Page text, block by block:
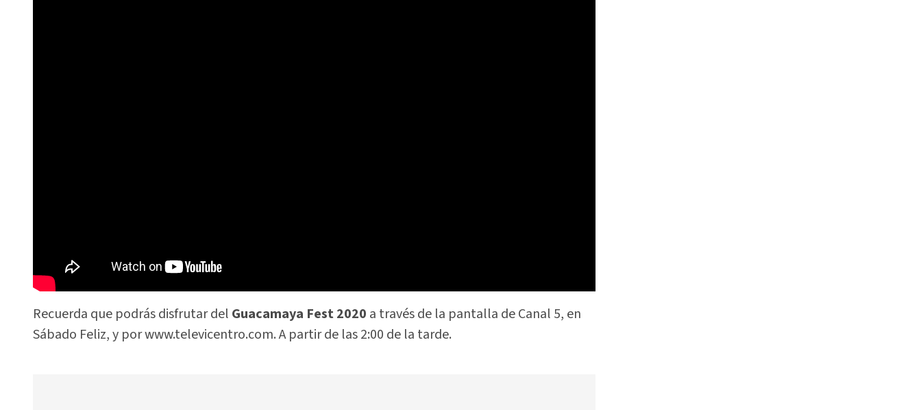
Recuerda que podrás disfrutar del Guacamaya Fest 2020 a través de la pantalla de Canal 5, en
Sábado Feliz, y por www.televicentro.com. A partir de las 2:00 de la tarde.